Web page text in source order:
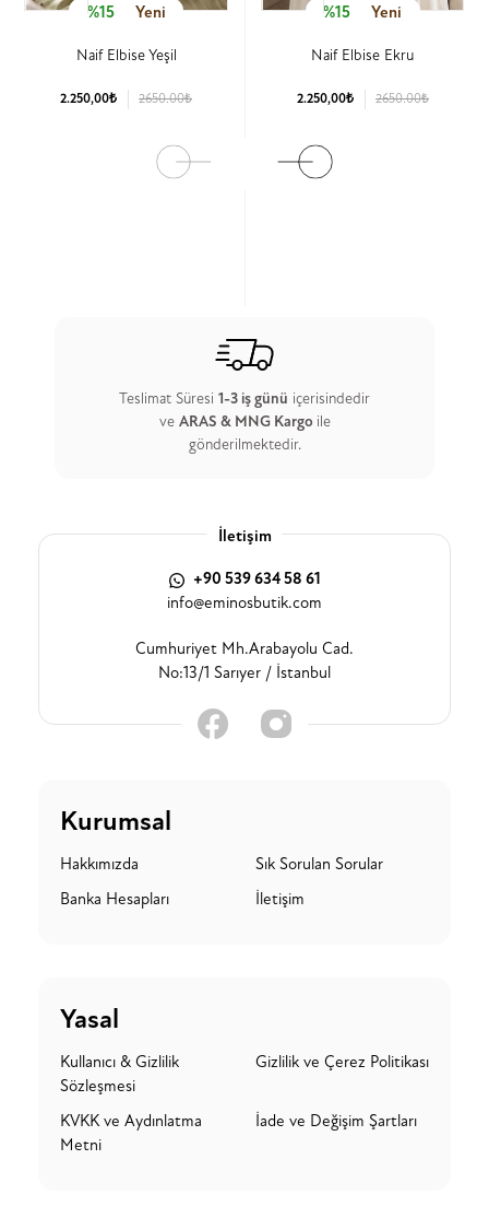
%15 Yeni
Naif Elbise Yeşil
2.250,00₺ 2650.00₺
%15 Yeni
Naif Elbise Ekru
2.250,00₺ 2650.00₺
Teslimat Süresi 1-3 iş günü içerisindedir
ve ARAS & MNG Kargo ile
gönderilmektedir.
İletişim
+90 539 634 58 61
info@eminosbutik.com
Cumhuriyet Mh.Arabayolu Cad.
No:13/1 Sarıyer / İstanbul
Kurumsal
Hakkımızda
Sık Sorulan Sorular
Banka Hesapları
İletişim
Yasal
Kullanıcı & Gizlilik
Sözleşmesi
Gizlilik ve Çerez Politikası
KVKK ve Aydınlatma
Metni
İade ve Değişim Şartları